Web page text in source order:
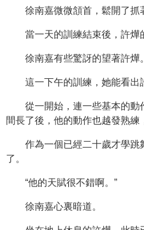
徐南嘉微微頷首，鬆開了抓
當一天的訓練結束後，許燁
徐南嘉有些驚訝的望著許燁。
這一下午的訓練，她能看出
從一開始，連一些基本的
間長了後，他的動作也越發熟練
作為一個已經二十歲才學
了。
“他的天賦很不錯啊。”
徐南嘉心裏暗道。